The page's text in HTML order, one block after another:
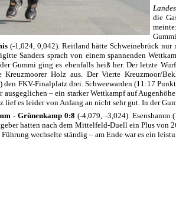
die
(-1,024, 0,042). Reitland hätte Schweinebrück
Sanders sprach von einem spannenden
Gummi ging es ebenfalls heiß her. Der letzte
Kreuzmoorer Holz aus. Der Vierte Kreuzmoor/
den FKV-Finalplatz drei. Schweewarden (11:17
ausgeglichen – ein starker Wettkampf auf
lief es leider von Anfang an nicht sehr gut. In der
- Grünenkamp 0:8 (-4,079, -3,024).
hatten nach dem Mittelfeld-Duell ein Plus von
wechselte ständig – am Ende war es ein